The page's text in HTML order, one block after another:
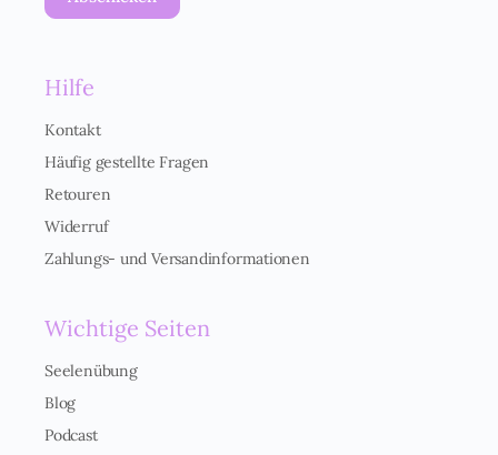
E
v
r
t
ä
d
n
*
Hilfe
Kontakt
Häufig gestellte Fragen
Retouren
Widerruf
Zahlungs- und Versandinformationen
Wichtige Seiten
Seelenübung
Blog
Podcast